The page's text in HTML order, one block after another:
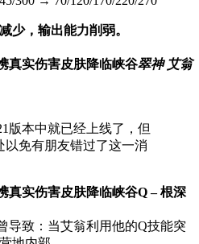
少，输出能力削弱。
翠神 艾翁
本中就已经上线了，但
以免有朋友错过了这一消
Q – 根深
致：当艾翁利用他的Q技能突